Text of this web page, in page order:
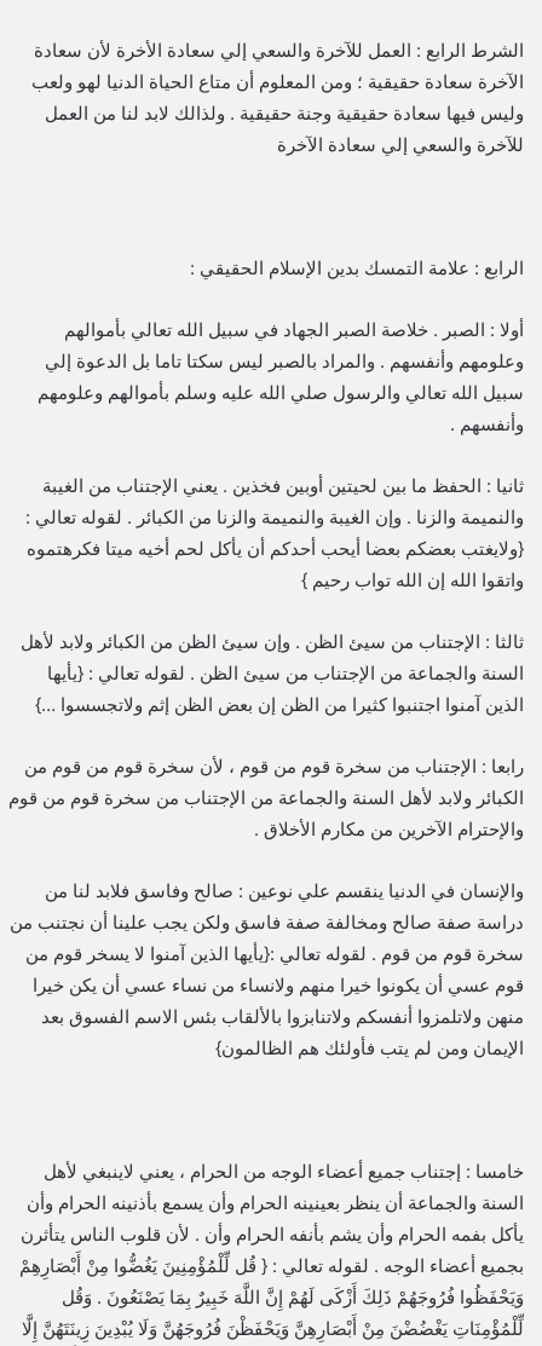
الشرط الرابع : العمل للآخرة والسعي إلي سعادة الأخرة لأن سعادة
الآخرة سعادة حقيقية ؛ ومن المعلوم أن متاع الحياة الدنيا لهو ولعب
وليس فيها سعادة حقيقية وجنة حقيقية . ولذالك لابد لنا من العمل
للآخرة والسعي إلي سعادة الآخرة
الرابع : علامة التمسك بدين الإسلام الحقيقي :
أولا : الصبر . خلاصة الصبر الجهاد في سبيل الله تعالي بأموالهم
وعلومهم وأنفسهم . والمراد بالصبر ليس سكتا تاما بل الدعوة إلي
سبيل الله تعالي والرسول صلي الله عليه وسلم بأموالهم وعلومهم
وأنفسهم .
ثانيا : الحفظ ما بين لحيتين أوبين فخذين . يعني الإجتناب من الغيبة
والنميمة والزنا . وإن الغيبة والنميمة والزنا من الكبائر . لقوله تعالي :
{ولايغتب بعضكم بعضا أيحب أحدكم أن يأكل لحم أخيه ميتا فكرهتموه
واتقوا الله إن الله تواب رحيم }
ثالثا : الإجتناب من سيئ الظن . وإن سيئ الظن من الكبائر ولابد لأهل
السنة والجماعة من الإجتناب من سيئ الظن . لقوله تعالي : {يأيها
الذين آمنوا اجتنبوا كثيرا من الظن إن بعض الظن إثم ولاتجسسوا …}
رابعا : الإجتناب من سخرة قوم من قوم ، لأن سخرة قوم من قوم من
الكبائر ولابد لأهل السنة والجماعة من الإجتناب من سخرة قوم من قوم
والإحترام الآخرين من مكارم الأخلاق .
والإنسان في الدنيا ينقسم علي نوعين : صالح وفاسق فلابد لنا من
دراسة صفة صالح ومخالفة صفة فاسق ولكن يجب علينا أن نجتنب من
سخرة قوم من قوم . لقوله تعالي :{يأيها الذين آمنوا لا يسخر قوم من
قوم عسي أن يكونوا خيرا منهم ولانساء من نساء عسي أن يكن خيرا
منهن ولاتلمزوا أنفسكم ولاتنابزوا بالألقاب بئس الاسم الفسوق بعد
الإيمان ومن لم يتب فأولئك هم الظالمون}
خامسا : إجتناب جميع أعضاء الوجه من الحرام ، يعني لاينبغي لأهل
السنة والجماعة أن ينظر بعينينه الحرام وأن يسمع بأذنينه الحرام وأن
يأكل بفمه الحرام وأن يشم بأنفه الحرام وأن . لأن قلوب الناس يتأثرن
بجميع أعضاء الوجه . لقوله تعالي : { قُل لِّلْمُؤْمِنِينَ يَغُضُّوا مِنْ أَبْصَارِهِمْ
وَيَحْفَظُوا فُرُوجَهُمْ ذَلِكَ أَزْكَى لَهُمْ إِنَّ اللَّهَ خَبِيرٌ بِمَا يَصْنَعُونَ . وَقُل
لِّلْمُؤْمِنَاتِ يَغْضُضْنَ مِنْ أَبْصَارِهِنَّ وَيَحْفَظْنَ فُرُوجَهُنَّ وَلَا يُبْدِينَ زِينَتَهُنَّ إِلَّا